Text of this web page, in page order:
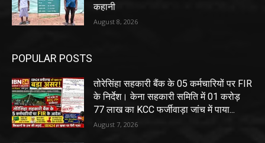
कहानी
August 8, 2026
POPULAR POSTS
तोरेसिंहा सहकारी बैंक के 05 कर्मचारियों पर FIR
के निर्देश। केना सहकारी समिति में 01 करोड़
77 लाख का KCC फर्जीवाड़ा जांच में पाया...
August 7, 2026